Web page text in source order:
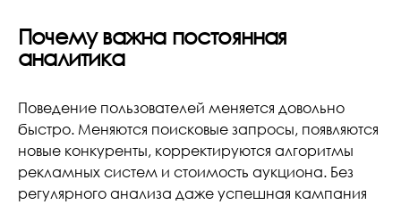
Почему важна постоянная
аналитика
Поведение пользователей меняется довольно
быстро. Меняются поисковые запросы, появляются
новые конкуренты, корректируются алгоритмы
рекламных систем и стоимость аукциона. Без
регулярного анализа даже успешная кампания